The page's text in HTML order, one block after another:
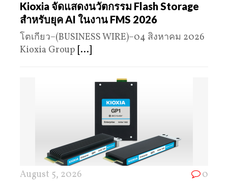
Kioxia จัดแสดงนวัตกรรม Flash Storage
สำหรับยุค AI ในงาน FMS 2026
โตเกียว–(BUSINESS WIRE)–04 สิงหาคม 2026
Kioxia Group [...]
August 5, 2026 0